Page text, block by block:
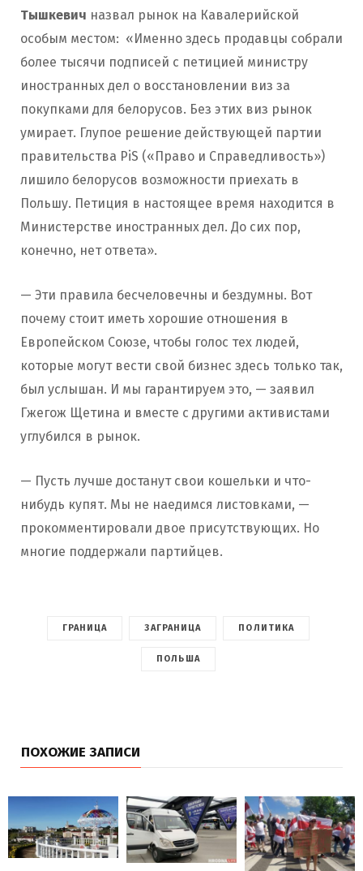
Тышкевич назвал рынок на Кавалерийской
особым местом: «Именно здесь продавцы собрали
более тысячи подписей с петицией министру
иностранных дел о восстановлении виз за
покупками для белорусов. Без этих виз рынок
умирает. Глупое решение действующей партии
правительства PiS («Право и Справедливость»)
лишило белорусов возможности приехать в
Польшу. Петиция в настоящее время находится в
Министерстве иностранных дел. До сих пор,
конечно, нет ответа».
— Эти правила бесчеловечны и бездумны. Вот
почему стоит иметь хорошие отношения в
Европейском Союзе, чтобы голос тех людей,
которые могут вести свой бизнес здесь только так,
был услышан. И мы гарантируем это, — заявил
Гжегож Щетина и вместе с другими активистами
углубился в рынок.
— Пусть лучше достанут свои кошельки и что-
нибудь купят. Мы не наедимся листовками, —
прокомментировали двое присутствующих. Но
многие поддержали партийцев.
ГРАНИЦА ЗАГРАНИЦА ПОЛИТИКА
ПОЛЬША
ПОХОЖИЕ ЗАПИСИ